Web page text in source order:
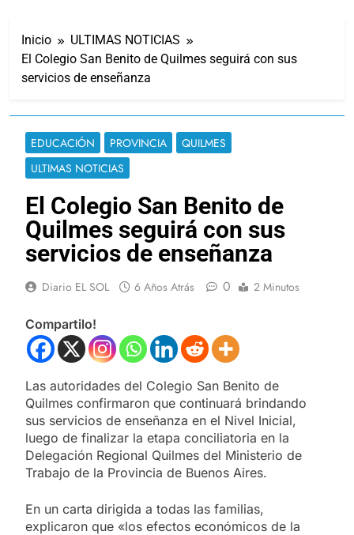
Inicio
ULTIMAS NOTICIAS
El Colegio San Benito de Quilmes seguirá con sus
servicios de enseñanza
EDUCACIÓN PROVINCIA
QUILMES
ULTIMAS NOTICIAS
El Colegio San Benito de
Quilmes seguirá con sus
servicios de enseñanza
Diario EL SOL 6 Años Atrás 0 2 Minutos
Compartilo!
Las autoridades del Colegio San Benito de
Quilmes confirmaron que continuará brindando
sus servicios de enseñanza en el Nivel Inicial,
luego de finalizar la etapa conciliatoria en la
Delegación Regional Quilmes del Ministerio de
Trabajo de la Provincia de Buenos Aires.
En un carta dirigida a todas las familias,
explicaron que «los efectos económicos de la